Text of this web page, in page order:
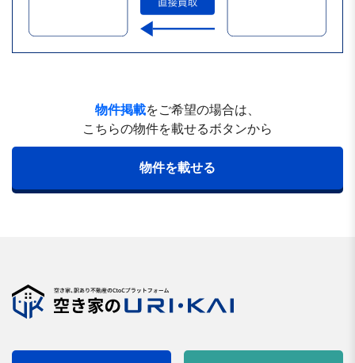
物件掲載をご希望の場合は、
こちらの物件を載せるボタンから
物件を載せる